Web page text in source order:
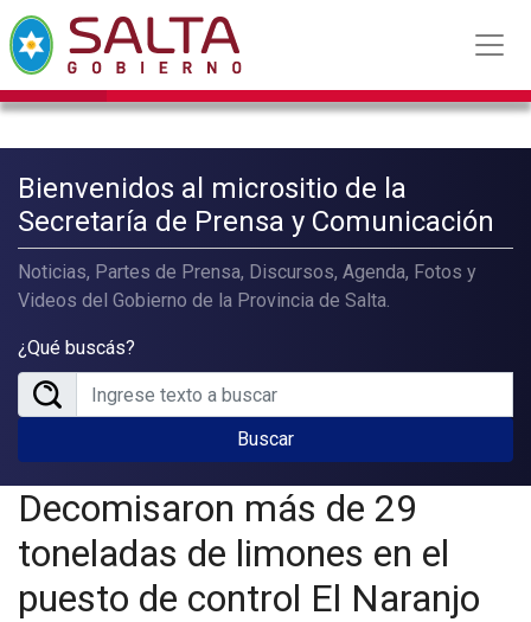
Bienvenidos al micrositio de la
Secretaría de Prensa y Comunicación
Noticias, Partes de Prensa, Discursos, Agenda, Fotos y
Videos del Gobierno de la Provincia de Salta.
¿Qué buscás?
Buscar
Decomisaron más de 29
toneladas de limones en el
puesto de control El Naranjo